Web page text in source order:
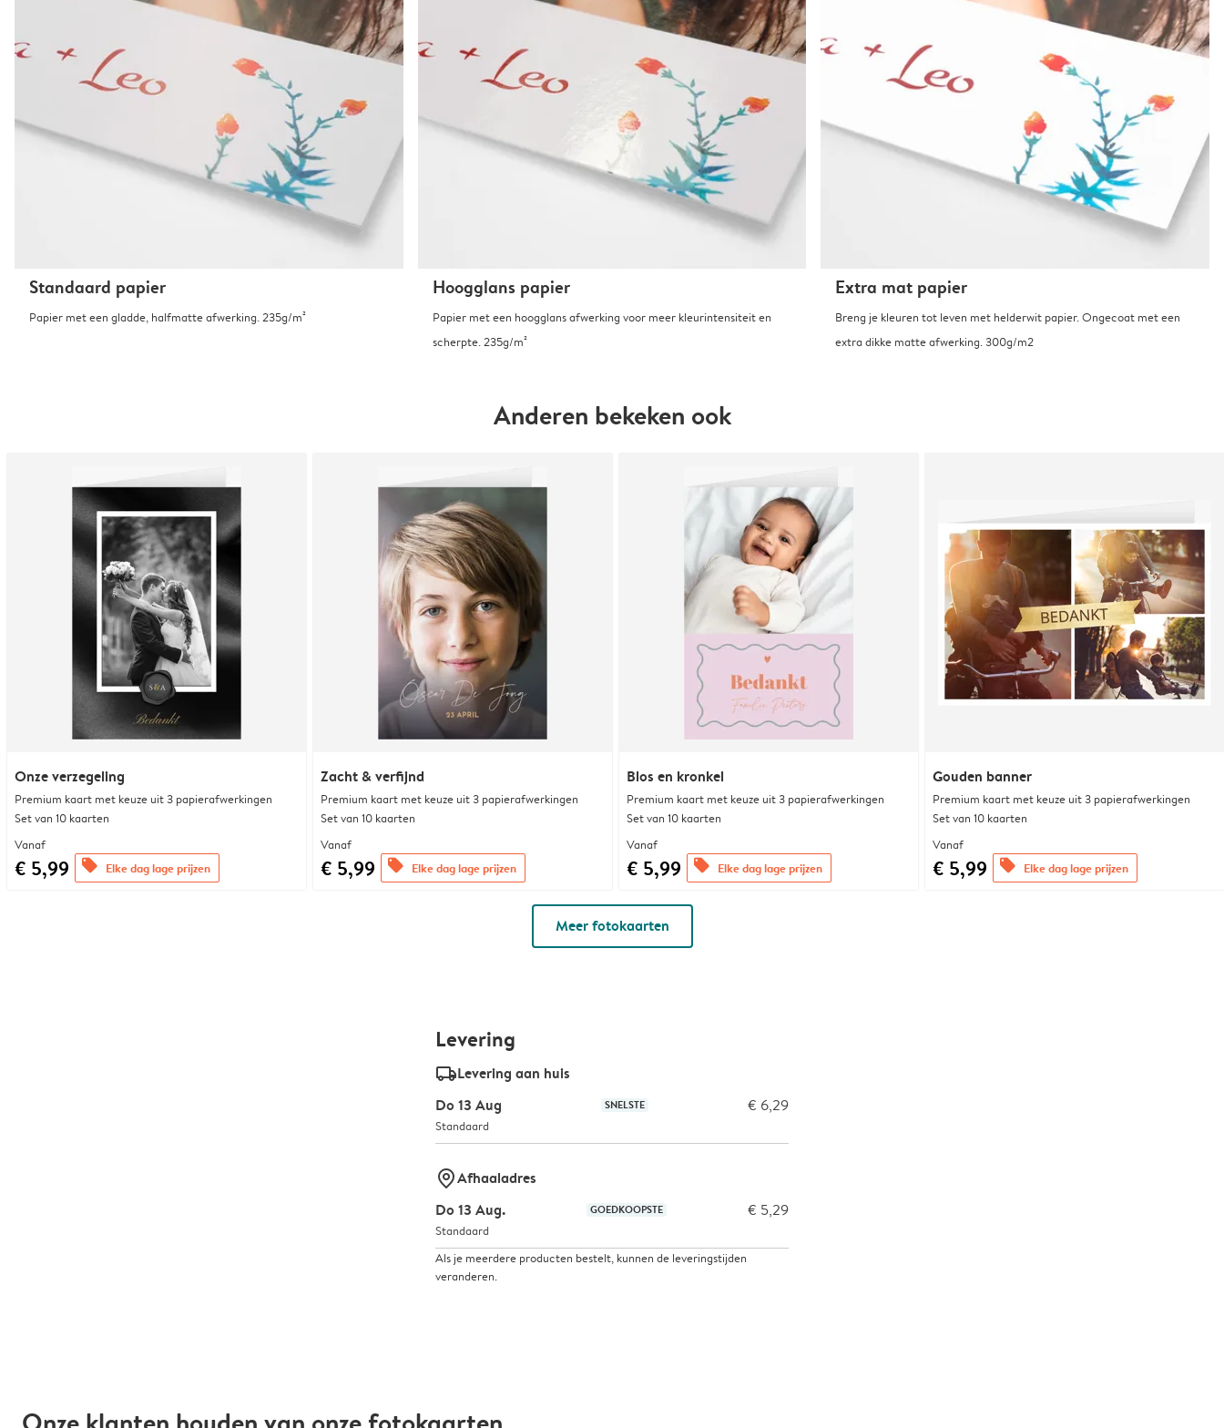
Standaard papier
Papier met een gladde, halfmatte afwerking. 235g/m²
Hoogglans papier
Papier met een hoogglans afwerking voor meer kleurintensiteit en
scherpte. 235g/m²
Extra mat papier
Breng je kleuren tot leven met helderwit papier. Ongecoat met een
extra dikke matte afwerking. 300g/m2
Anderen bekeken ook
Onze verzegeling
Premium kaart met keuze uit 3 papierafwerkingen
Set van 10 kaarten
Vanaf
€ 5,99 offers Elke dag lage prijzen
Zacht & verfijnd
Premium kaart met keuze uit 3 papierafwerkingen
Set van 10 kaarten
Vanaf
€ 5,99 offers Elke dag lage prijzen
Blos en kronkel
Premium kaart met keuze uit 3 papierafwerkingen
Set van 10 kaarten
Vanaf
€ 5,99 offers Elke dag lage prijzen
Gouden banner
Premium kaart met keuze uit 3 papierafwerkingen
Set van 10 kaarten
Vanaf
€ 5,99 offers Elke dag lage prijzen
Meer fotokaarten
Levering
delivery_standard_v2Levering aan huis
Do 13 Aug
SNELSTE € 6,29
Standaard
marker-pinAfhaaladres
Do 13 Aug.
GOEDKOOPSTE € 5,29
Standaard
Als je meerdere producten bestelt, kunnen de leveringstijden
veranderen.